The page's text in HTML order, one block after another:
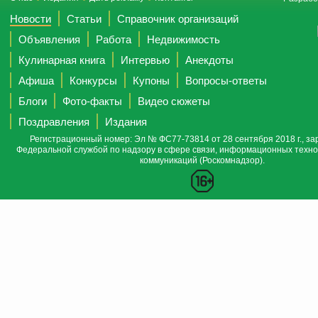
Новости Статьи
Справочник организаций
Объявления
Работа
Недвижимость
Кулинарная книга
Интервью
Анекдоты
Афиша
Конкурсы Купоны
Вопросы-ответы
Блоги
Фото-факты
Видео сюжеты
Поздравления
Издания
Регистрационный номер: Эл № ФС77-73814 от 28 сентября 2018 г.,
Федеральной службой по надзору в сфере связи, информационных
коммуникаций (Роскомнадзор).